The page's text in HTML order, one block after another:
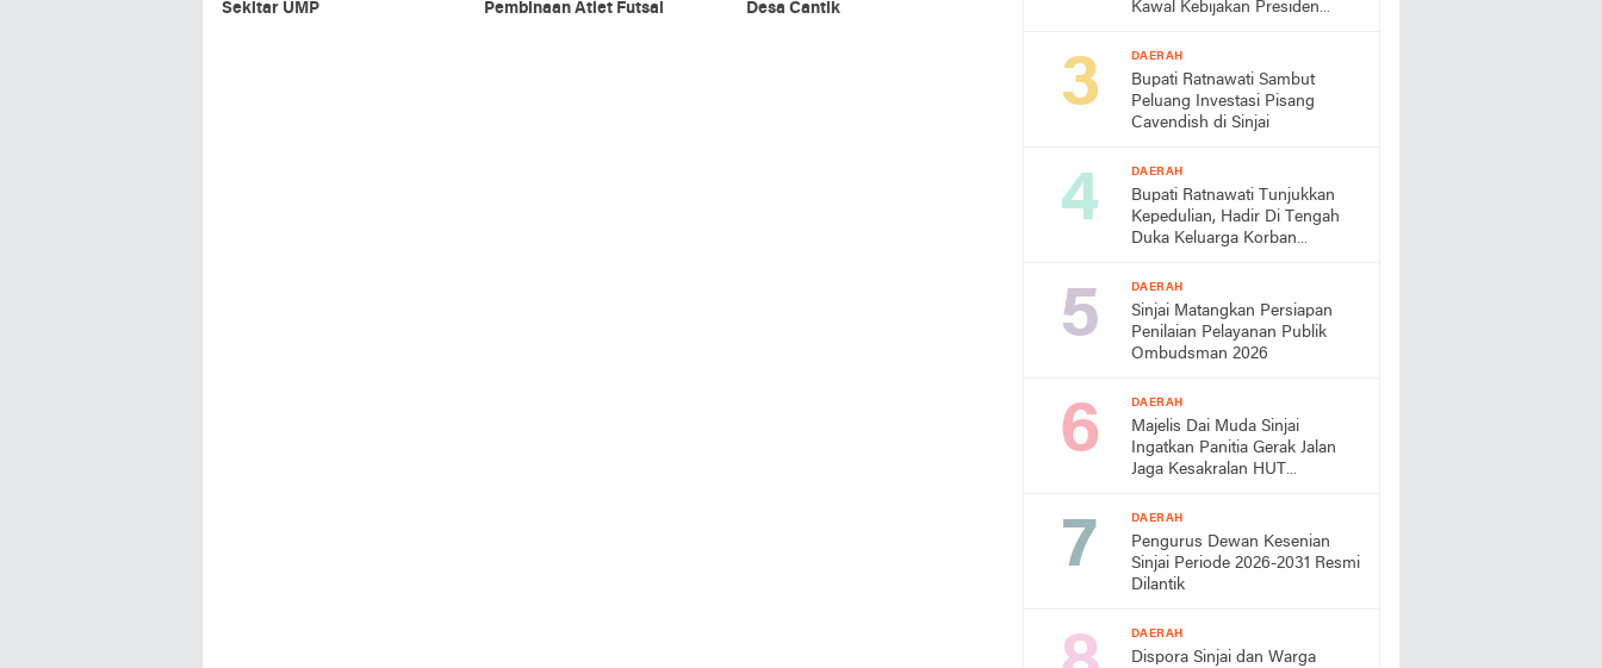
Sekitar UMP
Pembinaan Atlet Futsal
Desa Cantik
Kawal Kebijakan Presiden
DAERAH
Bupati Ratnawati Sambut
Peluang Investasi Pisang
Cavendish di Sinjai
DAERAH
Bupati Ratnawati Tunjukkan
Kepedulian, Hadir Di Tengah
Duka Keluarga Korban
DAERAH
Sinjai Matangkan Persiapan
Penilaian Pelayanan Publik
Ombudsman 2026
DAERAH
Majelis Dai Muda Sinjai
Ingatkan Panitia Gerak Jalan
Jaga Kesakralan HUT
DAERAH
Pengurus Dewan Kesenian
Sinjai Periode 2026-2031 Resmi
Dilantik
DAERAH
Dispora Sinjai dan Warga